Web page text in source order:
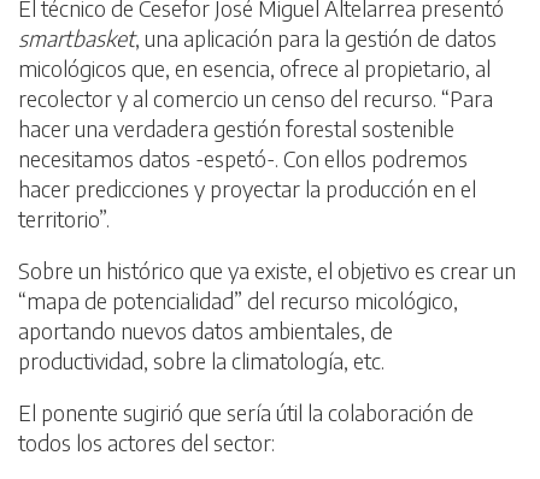
El técnico de Cesefor José Miguel Altelarrea presentó
smartbasket, una aplicación para la gestión de datos
micológicos que, en esencia, ofrece al propietario, al
recolector y al comercio un censo del recurso. “Para
hacer una verdadera gestión forestal sostenible
necesitamos datos -espetó-. Con ellos podremos
hacer predicciones y proyectar la producción en el
territorio”.
Sobre un histórico que ya existe, el objetivo es crear un
“mapa de potencialidad” del recurso micológico,
aportando nuevos datos ambientales, de
productividad, sobre la climatología, etc.
El ponente sugirió que sería útil la colaboración de
todos los actores del sector: